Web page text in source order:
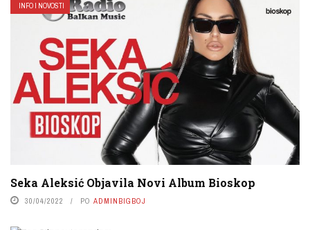
INFO I NOVOSTI
Seka Aleksić Objavila Novi Album Bioskop
30/04/2022 PO ADMINBIGBOJ